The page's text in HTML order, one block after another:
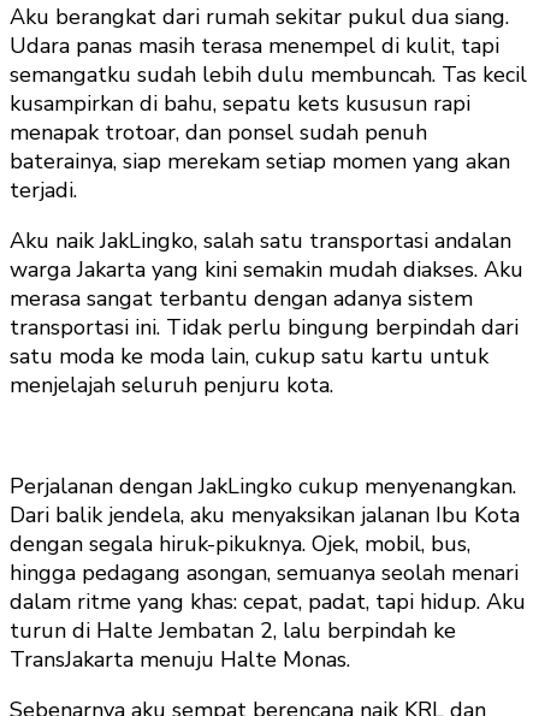
Aku berangkat dari rumah sekitar pukul dua siang.
Udara panas masih terasa menempel di kulit, tapi
semangatku sudah lebih dulu membuncah. Tas kecil
kusampirkan di bahu, sepatu kets kususun rapi
menapak trotoar, dan ponsel sudah penuh
baterainya, siap merekam setiap momen yang akan
terjadi.
Aku naik JakLingko, salah satu transportasi andalan
warga Jakarta yang kini semakin mudah diakses. Aku
merasa sangat terbantu dengan adanya sistem
transportasi ini. Tidak perlu bingung berpindah dari
satu moda ke moda lain, cukup satu kartu untuk
menjelajah seluruh penjuru kota.
Perjalanan dengan JakLingko cukup menyenangkan.
Dari balik jendela, aku menyaksikan jalanan Ibu Kota
dengan segala hiruk-pikuknya. Ojek, mobil, bus,
hingga pedagang asongan, semuanya seolah menari
dalam ritme yang khas: cepat, padat, tapi hidup. Aku
turun di Halte Jembatan 2, lalu berpindah ke
TransJakarta menuju Halte Monas.
Sebenarnya aku sempat berencana naik KRL dan